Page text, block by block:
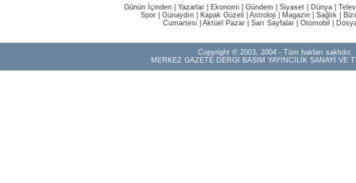
Günün İçinden Yazarlar Ekonomi Gündem Siyaset Dünya |
Spor
Günaydın Kapak Güzeli Astroloji Magazin Sağlık
Cumartesi| Aktüel Pazar| Sarı Sayfalar| Otomobil
Copyright © 2003, 2004 - Tüm hakları saklıdır.
MERKEZ GAZETE DERGİ BASIM YAYINCILIK SANAYİ VE